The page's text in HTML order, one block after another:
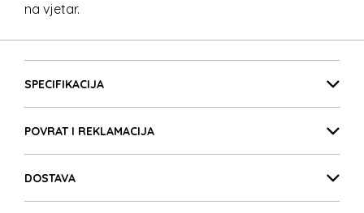
na vjetar.
SPECIFIKACIJA
POVRAT I REKLAMACIJA
DOSTAVA
RAIN PRO
RAIN PRO
RAIN PRO